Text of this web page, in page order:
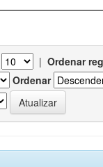
| Ordenar
Ordenar